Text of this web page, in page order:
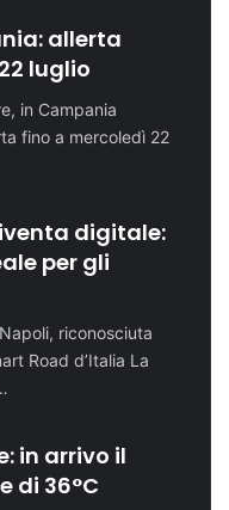
allerta
luglio
in Campania
fino a mercoledì 22
digitale:
per gli
riconosciuta
Road d’Italia La
in arrivo il
di 36°C